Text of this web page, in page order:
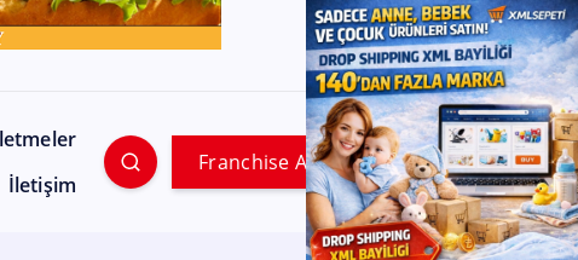
İletişim
Franchise Ara